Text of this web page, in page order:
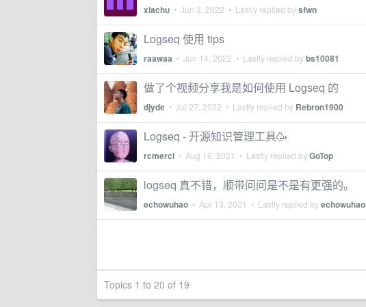
xiachu • Jun 3, 2022 • Lastly replied bysfwn
Logseq 使用 tips
raawaa • Jun 14, 2022 • Lastly replied bybs10081
做了个视频分享我是如何使用 Logseq 的
djyde • Jul 27, 2022 • Lastly replied by Rebron1900
Logseq - 开源知识管理工具🥳
rcmerci • Aug 16, 2021 • Lastly replied byGoTop
logseq 真不错，顺带问问是不是有更强的。
echowuhao • Apr 13, 2021 • Lastly replied byechowuhao
Topics 1 to 20 of 19